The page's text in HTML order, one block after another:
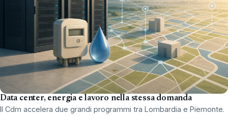
Data center, energia e lavoro nella stessa domanda
Il Cdm accelera due grandi programmi tra Lombardia e Piemonte.